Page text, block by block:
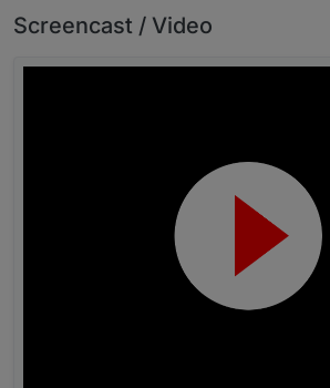
Screencast / Video